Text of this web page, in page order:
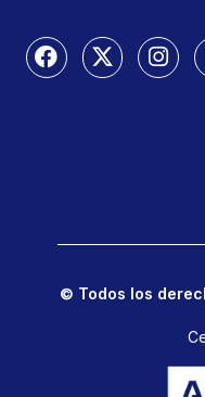
© Todos los